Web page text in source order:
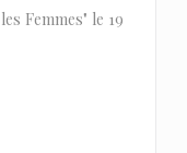
Femmes" le 19
NOVA JANELA))